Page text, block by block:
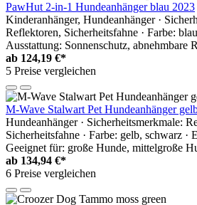
PawHut 2-in-1 Hundeanhänger blau 2023
Kinderanhänger, Hundeanhänger ·
Reflektoren, Sicherheitsfahne · Farbe:
Ausstattung: Sonnenschutz, abnehmbare
ab 124,19 €*
5 Preise vergleichen
M-Wave Stalwart Pet Hundeanhänger
Hundeanhänger · Sicherheitsmerkmale:
Sicherheitsfahne · Farbe: gelb, schwarz ·
Geeignet für: große Hunde, mittelgroße
ab 134,94 €*
6 Preise vergleichen